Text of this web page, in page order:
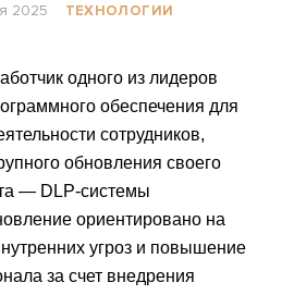
2025 ТЕХНОЛОГИИ
одного из лидеров
обеспечения для
сотрудников,
обновления своего
— DLP-системы
ориентировано на
угроз и повышение
за счет внедрения